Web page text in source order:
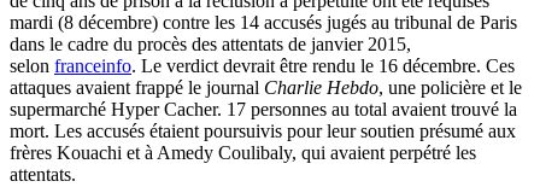
mardi (8 décembre) contre les 14 accusés jugés au tribunal de Paris
dans le cadre du procès des attentats de janvier 2015,
selon franceinfo. Le verdict devrait être rendu le 16 décembre. Ces
attaques avaient frappé le journal Charlie Hebdo, une policière et le
supermarché Hyper Cacher. 17 personnes au total avaient trouvé la
mort. Les accusés étaient poursuivis pour leur soutien présumé aux
frères Kouachi et à Amedy Coulibaly, qui avaient perpétré les
attentats.